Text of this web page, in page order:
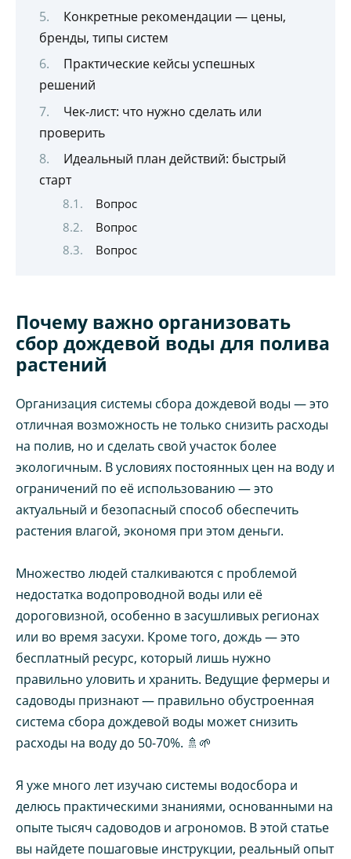
Конкретные рекомендации — цены,
бренды, типы систем
Практические кейсы успешных
решений
Чек-лист: что нужно сделать или
проверить
Идеальный план действий: быстрый
старт
Вопрос
Вопрос
Вопрос
Почему важно организовать
сбор дождевой воды для полива
растений
Организация системы сбора дождевой воды — это
отличная возможность не только снизить расходы
на полив, но и сделать свой участок более
экологичным. В условиях постоянных цен на воду и
ограничений по её использованию — это
актуальный и безопасный способ обеспечить
растения влагой, экономя при этом деньги.
Множество людей сталкиваются с проблемой
недостатка водопроводной воды или её
дороговизной, особенно в засушливых регионах
или во время засухи. Кроме того, дождь — это
бесплатный ресурс, который лишь нужно
правильно уловить и хранить. Ведущие фермеры и
садоводы признают — правильно обустроенная
система сбора дождевой воды может снизить
расходы на воду до 50-70%. 🚿🌱
Я уже много лет изучаю системы водосбора и
делюсь практическими знаниями, основанными на
опыте тысяч садоводов и агрономов. В этой статье
вы найдете пошаговые инструкции, реальный опыт